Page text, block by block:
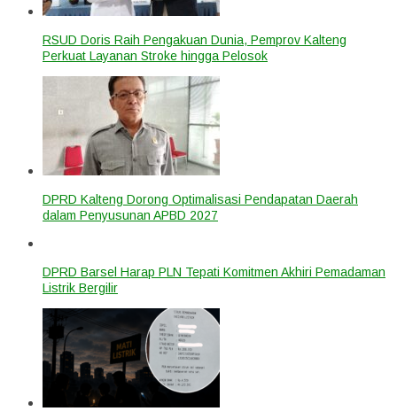
RSUD Doris Raih Pengakuan Dunia, Pemprov Kalteng
Perkuat Layanan Stroke hingga Pelosok
DPRD Kalteng Dorong Optimalisasi Pendapatan Daerah
dalam Penyusunan APBD 2027
DPRD Barsel Harap PLN Tepati Komitmen Akhiri Pemadaman
Listrik Bergilir